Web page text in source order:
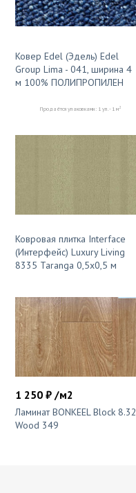
Ковер Edel (Эдель) Edel
Group Lima - 041, ширина 4
м 100% ПОЛИПРОПИЛЕН
Продаётся упаковками: 1 уп. - 1 м2
Ковровая плитка Interface
(Интерфейс) Luxury Living
8335 Taranga 0,5х0,5 м
1 250 ₽ /м2
Ламинат BONKEEL Block 8.32
Wood 349